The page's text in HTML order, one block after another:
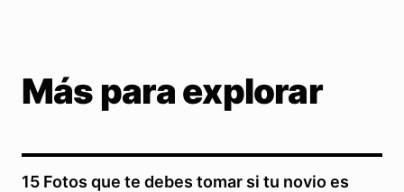
Más para explorar
15 Fotos que te debes tomar si tu novio es